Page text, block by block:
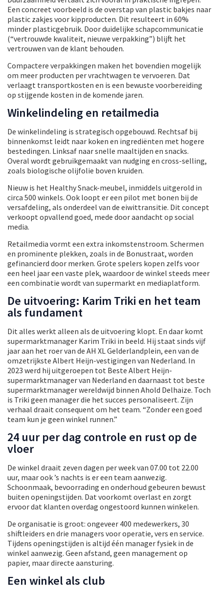
Een concreet voorbeeld is de overstap van plastic bakjes naar
plastic zakjes voor kipproducten. Dit resulteert in 60%
minder plasticgebruik. Door duidelijke schapcommunicatie
(“vertrouwde kwaliteit, nieuwe verpakking”) blijft het
vertrouwen van de klant behouden.
Compactere verpakkingen maken het bovendien mogelijk
om meer producten per vrachtwagen te vervoeren. Dat
verlaagt transportkosten en is een bewuste voorbereiding
op stijgende kosten in de komende jaren.
Winkelindeling en retailmedia
De winkelindeling is strategisch opgebouwd. Rechtsaf bij
binnenkomst leidt naar koken en ingrediënten met hogere
bestedingen. Linksaf naar snelle maaltijden en snacks.
Overal wordt gebruikgemaakt van nudging en cross-selling,
zoals biologische olijfolie boven kruiden.
Nieuw is het Healthy Snack-meubel, inmiddels uitgerold in
circa 500 winkels. Ook loopt er een pilot met bonen bij de
versafdeling, als onderdeel van de eiwittransitie. Dit concept
verkoopt opvallend goed, mede door aandacht op social
media.
Retailmedia vormt een extra inkomstenstroom. Schermen
en prominente plekken, zoals in de Bonustraat, worden
gefinancierd door merken. Grote spelers kopen zelfs voor
een heel jaar een vaste plek, waardoor de winkel steeds meer
een combinatie wordt van supermarkt en mediaplatform.
De uitvoering: Karim Triki en het team
als fundament
Dit alles werkt alleen als de uitvoering klopt. En daar komt
supermarktmanager Karim Triki in beeld. Hij staat sinds vijf
jaar aan het roer van de AH XL Gelderlandplein, een van de
omzetrijkste Albert Heijn-vestigingen van Nederland. In
2023 werd hij uitgeroepen tot Beste Albert Heijn-
supermarktmanager van Nederland en daarnaast tot beste
supermarktmanager wereldwijd binnen Ahold Delhaize. Toch
is Triki geen manager die het succes personaliseert. Zijn
verhaal draait consequent om het team. “Zonder een goed
team kun je geen winkel runnen.”
24 uur per dag controle en rust op de
vloer
De winkel draait zeven dagen per week van 07.00 tot 22.00
uur, maar ook ’s nachts is er een team aanwezig.
Schoonmaak, bevoorrading en onderhoud gebeuren bewust
buiten openingstijden. Dat voorkomt overlast en zorgt
ervoor dat klanten overdag ongestoord kunnen winkelen.
De organisatie is groot: ongeveer 400 medewerkers, 30
shiftleiders en drie managers voor operatie, vers en service.
Tijdens openingstijden is altijd één manager fysiek in de
winkel aanwezig. Geen afstand, geen management op
papier, maar directe aansturing.
Een winkel als club